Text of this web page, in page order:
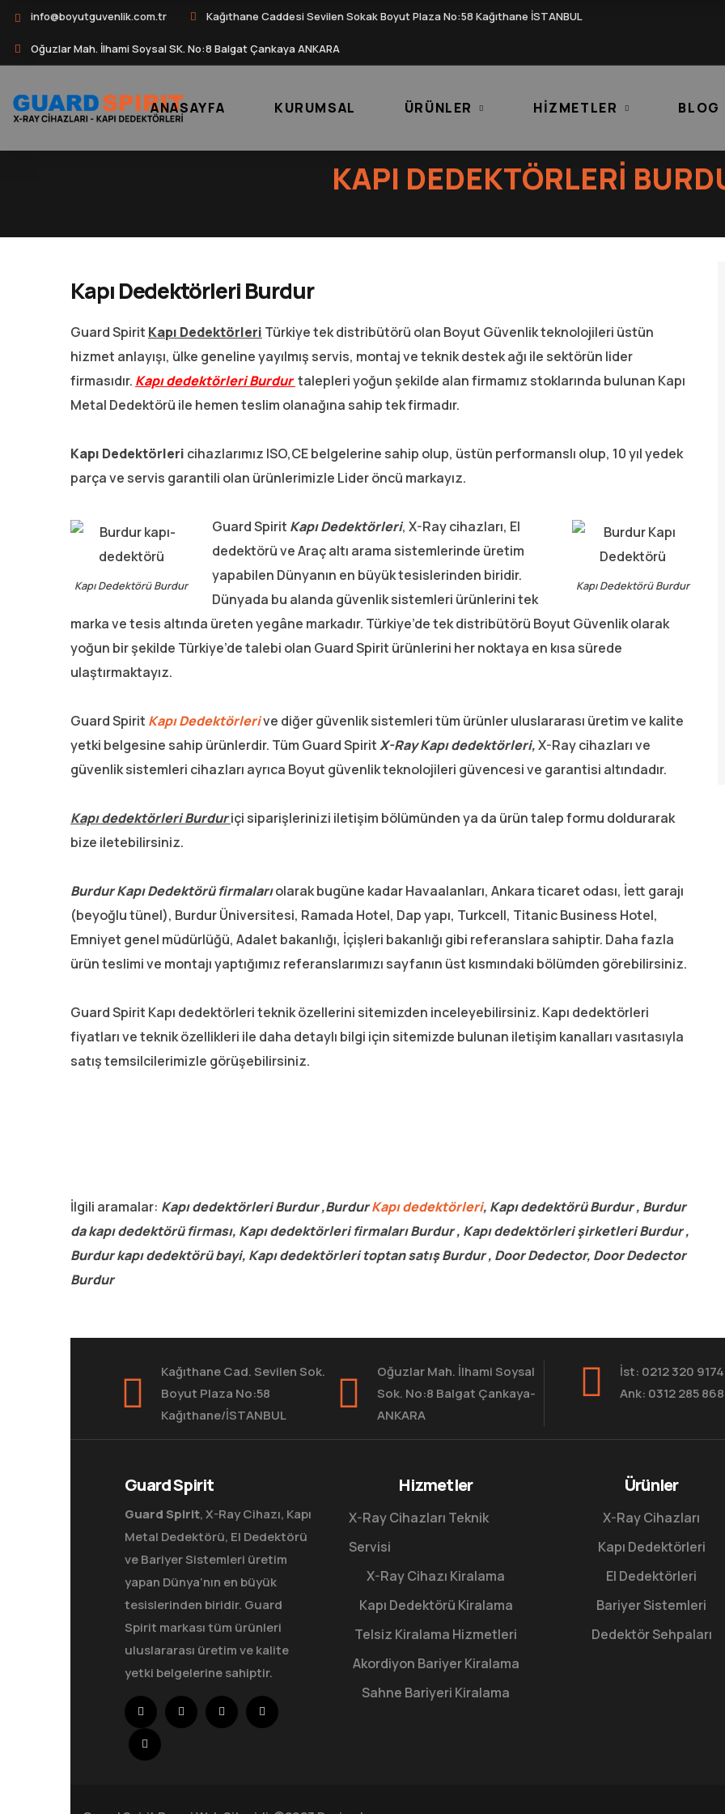
info@boyutguvenlik.com.tr Kağıthane Caddesi Sevilen Sokak Boyut Plaza No:58 Kağıthane İSTANBUL
Oğuzlar Mah. İlhami Soysal SK. No:8 Balgat Çankaya ANKARA
ANASAYFA KURUMSAL ÜRÜNLER HIZMETLER BLOG
KAPI DEDEKTÖRLERI
Kapı Dedektörleri Burdur
Guard Spirit Kapı Dedektörleri Türkiye tek distribütörü olan Boyut Güvenlik teknolojileri üstün
hizmet anlayışı, ülke geneline yayılmış servis, montaj ve teknik destek ağı ile sektörün lider
firmasıdır. Kapı dedektörleri Burdurtalepleri yoğun şekilde alan firmamız stoklarında bulunan Kapı
Metal Dedektörü ile hemen teslim olanağına sahip tek firmadır.
Kapı Dedektörleri cihazlarımız ISO,CE belgelerine sahip olup, üstün performanslı olup, 10 yıl yedek
parça ve servis garantili olan ürünlerimizle Lider öncü markayız.
Kapı Dedektörü Burdur Kapı Dedektörü Burdur
Guard Spirit Kapı Dedektörleri, X-Ray cihazları, El
dedektörü ve Araç altı arama sistemlerinde üretim
yapabilen Dünyanın en büyük tesislerinden biridir.
Dünyada bu alanda güvenlik sistemleri ürünlerini tek
marka ve tesis altında üreten yegâne markadır. Türkiye’de tek distribütörü Boyut Güvenlik olarak
yoğun bir şekilde Türkiye’de talebi olan Guard Spirit ürünlerini her noktaya en kısa sürede
ulaştırmaktayız.
Guard Spirit Kapı Dedektörlerive diğer güvenlik sistemleri tüm ürünler uluslararası üretim ve kalite
yetki belgesine sahip ürünlerdir. Tüm Guard SpiritX-Ray Kapı dedektörleri,X-Ray cihazları ve
güvenlik sistemleri cihazları ayrıca Boyut güvenlik teknolojileri güvencesi ve garantisi altındadır.
Kapı dedektörleri Burduriçi siparişlerinizi iletişim bölümünden ya da ürün talep formu doldurarak
bize iletebilirsiniz.
Burdur Kapı Dedektörü firmalarıolarak bugüne kadar Havaalanları, Ankara ticaret odası, İett garajı
(beyoğlu tünel), Burdur Üniversitesi, Ramada Hotel, Dap yapı, Turkcell, Titanic Business Hotel,
Emniyet genel müdürlüğü, Adalet bakanlığı, İçişleri bakanlığı gibi referanslara sahiptir. Daha fazla
ürün teslimi ve montajı yaptığımız referanslarımızı sayfanın üst kısmındaki bölümden görebilirsiniz.
Guard Spirit Kapı dedektörleri teknik özellerini sitemizden inceleyebilirsiniz. Kapı dedektörleri
fiyatları ve teknik özellikleri ile daha detaylı bilgi için sitemizde bulunan iletişim kanalları vasıtasıyla
satış temsilcilerimizle görüşebilirsiniz.
İlgili aramalar: Kapı dedektörleri Burdur ,BurdurKapı dedektörleri, Kapı dedektörü Burdur , Burdur
da kapı dedektörü firması, Kapı dedektörleri firmaları Burdur , Kapı dedektörleri şirketleri Burdur ,
Burdur kapı dedektörü bayi, Kapı dedektörleri toptan satış Burdur , Door Dedector, Door Dedector
Burdur
Kağıthane Cad. Sevilen Sok.
Boyut Plaza No:58
Kağıthane/İSTANBUL
Oğuzlar Mah. İlhami Soysal
Sok. No:8 Balgat Çankaya-
ANKARA
İst: 0212 320 9174
Ank: 0312 285
Guard Spirit
Guard Spirit, X-Ray Cihazı, Kapı
Metal Dedektörü, El Dedektörü
ve Bariyer Sistemleri üretim
yapan Dünya’nın en büyük
tesislerinden biridir. Guard
Spirit markası tüm ürünleri
uluslararası üretim ve kalite
yetki belgelerine sahiptir.
Hizmetler
X-Ray Cihazları Teknik
Servisi
X-Ray Cihazı Kiralama
Kapı Dedektörü Kiralama
Telsiz Kiralama Hizmetleri
Akordiyon Bariyer Kiralama
Sahne Bariyeri Kiralama
Ürünler
X-Ray Cihazları
Kapı Dedektörleri
El Dedektörleri
Bariyer Sistemleri
Dedektör Sehpaları